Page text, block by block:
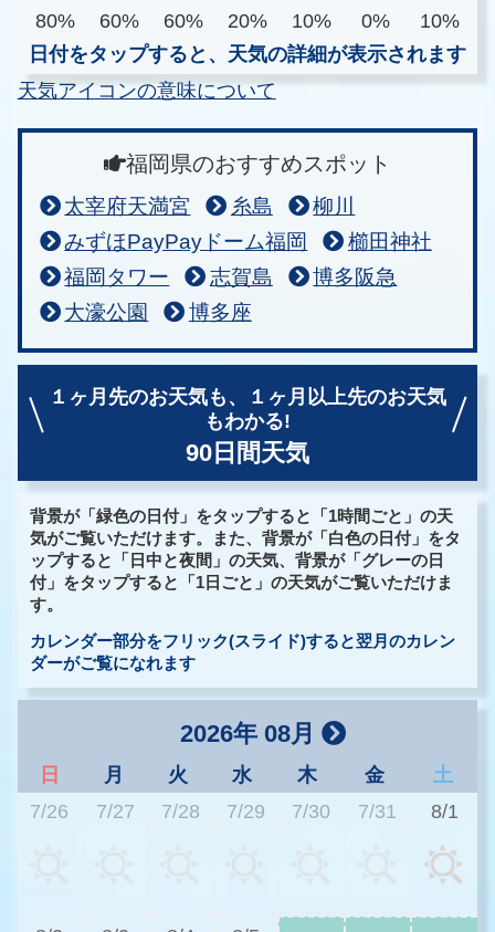
80%
60% 60% 20% 10% 0%
10%
日付をタップすると、天気の詳細が表示されます
天気アイコンの意味について
福岡県のおすすめスポット
太宰府天満宮 糸島
柳川
みずほPayPayドーム福岡
櫛田神社
福岡タワー
志賀島
博多阪急
大濠公園
博多座
１ヶ月先のお天気も、
１ヶ月以上先のお天気
もわかる!
90日間天気
背景が「緑色の日付」をタップすると「1時間ごと」の天
気がご覧いただけます。また、背景が「白色の日付」をタ
ップすると「日中と夜間」の天気、背景が「グレーの日
付」をタップすると「1日ごと」の天気がご覧いただけま
す。
カレンダー部分をフリック(スライド)すると翌月のカレン
ダーがご覧になれます
2026年 08月
日 月 火 水 木 金
土
7/26
7/27 7/28 7/29 7/30 7/31 8/1